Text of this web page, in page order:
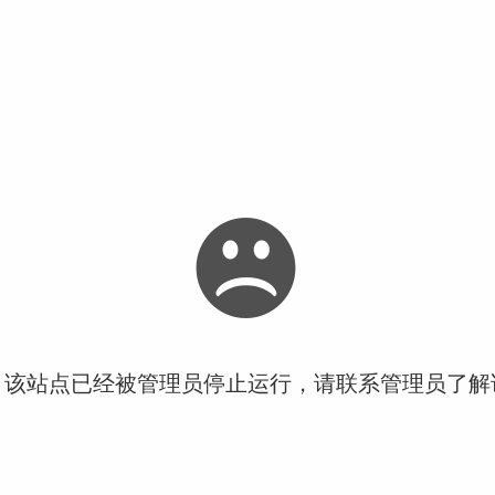
站点已经被管理员停止运行，请联系管理员了